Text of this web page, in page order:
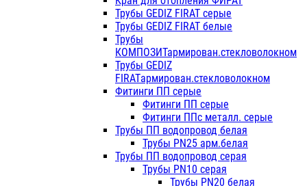
Трубы GEDIZ FIRAT серые
Трубы GEDIZ FIRAT белые
Трубы
КОМПОЗИТармирован.стекловолокном
Трубы GEDIZ
FIRATармирован.стекловолокном
Фитинги ПП серые
Фитинги ПП серые
Фитинги ППс металл. серые
Трубы ПП водопровод белая
Трубы PN25 арм.белая
Трубы ПП водопровод серая
Трубы PN10 серая
Трубы PN20 белая